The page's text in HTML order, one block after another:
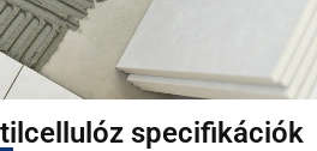
specifikációk